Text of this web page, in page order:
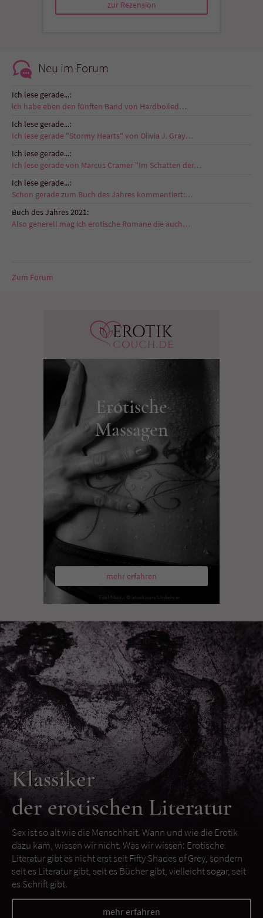
zur Rezension
Neu im Forum
Ich lese gerade...:
ich habe eben den fünften Band von Hardboiled…
Ich lese gerade...:
Ich lese gerade "Stormy Hearts" von Olivia J. Gray…
Ich lese gerade...:
Ich lese gerade von Marcus Cramer "Im Schatten der…
Ich lese gerade...:
Schon gerade zum Buch des Jahres kommentiert:…
Buch des Jahres 2021:
Also generell mag ich erotische Romane die auch…
Zum Forum
Erotische
Massagen
mehr erfahren
Klassiker
der erotischen Literatur
Sex ist so alt wie die Menschheit. Wann und wie die Erotik
dazu kam, wissen wir nicht. Was wir wissen: Erotische
Literatur gibt es nicht erst seit Fifty Shades of Grey, sondern
seit es Literatur gibt, seit es Bücher gibt, vielleicht sogar, seit
es Schrift gibt.
mehr erfahren